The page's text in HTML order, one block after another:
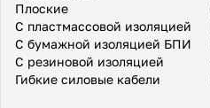
Плоские
С пластмассовой изоляцией
С бумажной изоляцией БПИ
С резиновой изоляцией
Гибкие силовые кабели